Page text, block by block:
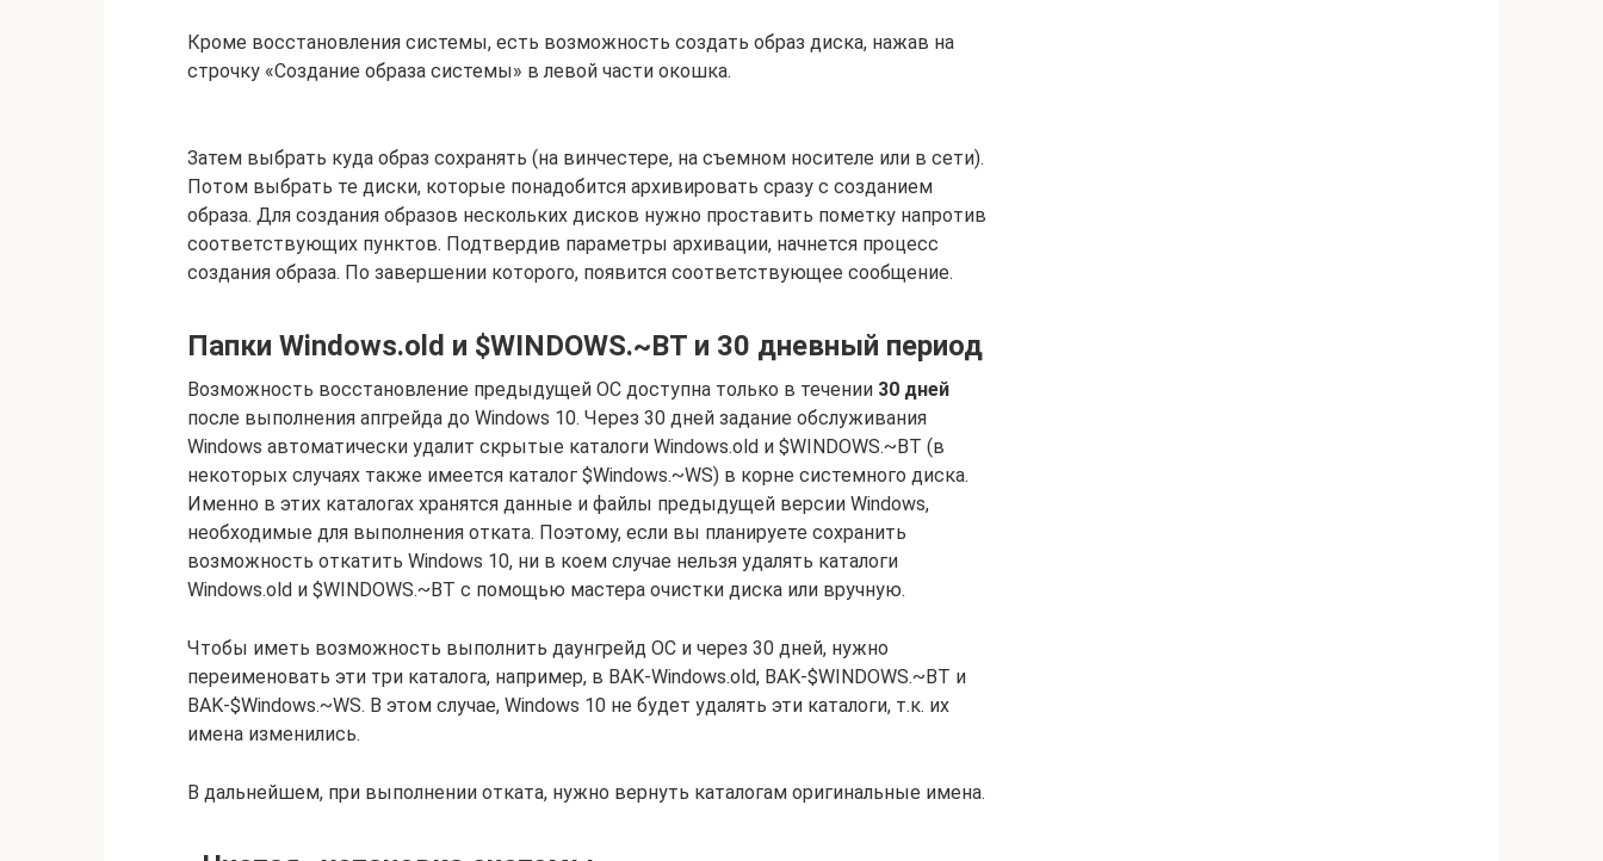
Кроме восстановления системы, есть возможность создать образ диска, нажав на
строчку «Создание образа системы» в левой части окошка.
Затем выбрать куда образ сохранять (на винчестере, на съемном носителе или в сети).
Потом выбрать те диски, которые понадобится архивировать сразу с созданием
образа. Для создания образов нескольких дисков нужно проставить пометку напротив
соответствующих пунктов. Подтвердив параметры архивации, начнется процесс
создания образа. По завершении которого, появится соответствующее сообщение.
Папки Windows.old и $WINDOWS.~BT и 30 дневный период
Возможность восстановление предыдущей ОС доступна только в течении 30 дней
после выполнения апгрейда до Windows 10. Через 30 дней задание обслуживания
Windows автоматически удалит скрытые каталоги Windows.old и $WINDOWS.~BT (в
некоторых случаях также имеется каталог $Windows.~WS) в корне системного диска.
Именно в этих каталогах хранятся данные и файлы предыдущей версии Windows,
необходимые для выполнения отката. Поэтому, если вы планируете сохранить
возможность откатить Windows 10, ни в коем случае нельзя удалять каталоги
Windows.old и $WINDOWS.~BT с помощью мастера очистки диска или вручную.
Чтобы иметь возможность выполнить даунгрейд ОС и через 30 дней, нужно
переименовать эти три каталога, например, в BAK-Windows.old, BAK-$WINDOWS.~BT и
BAK-$Windows.~WS. В этом случае, Windows 10 не будет удалять эти каталоги, т.к. их
имена изменились.
В дальнейшем, при выполнении отката, нужно вернуть каталогам оригинальные имена.